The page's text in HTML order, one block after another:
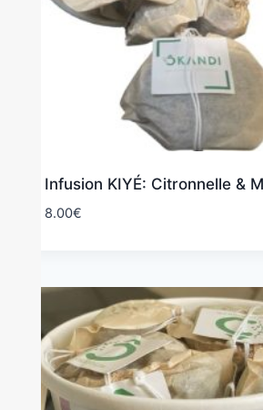
Infusion KIYÉ: Citronnelle &
8.00€